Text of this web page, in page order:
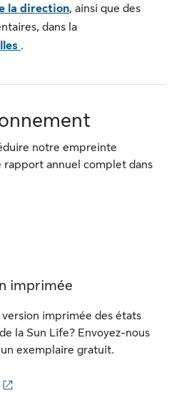
la direction, ainsi que des
dans la
.
notre empreinte
annuel complet dans
imprimée
imprimée des états
la Sun Life? Envoyez-nous
exemplaire gratuit.